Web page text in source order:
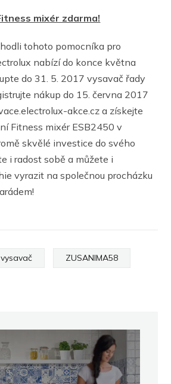
mixér zdarma!
tohoto pomocníka pro
nabízí do konce května
do 31. 5. 2017 vysavač řady
nákup do 15. června 2017
akce.cz a získejte
Fitness mixér ESB2450 v
skvělé investice do svého
i radost sobě a můžete i
vyrazit na společnou procházku
vysavač ZUSANIMA58